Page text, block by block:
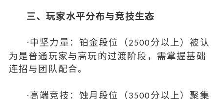
三、玩家水平分布与竞技生态
·中坚力量：铂金段位（2500 分以上）被认
为是普通玩家与高玩的过渡阶段，需掌握基础
连招与团队配合。
·高端竞技：蚀月段位（3500 分以上）聚集